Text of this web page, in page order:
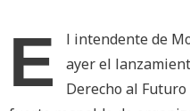
E
l intendente de
ayer el
Derecho al